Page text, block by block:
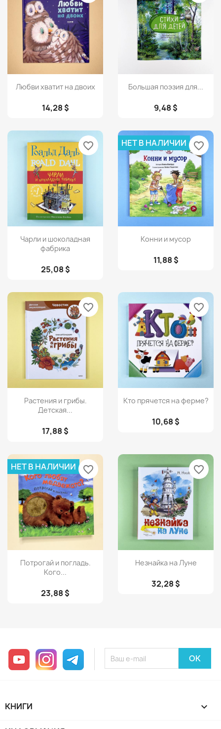
Просмотр
Любви хватит на двоих
14,28 $
Просмотр
Большая поэзия для...
9,48 $
Просмотр
Чарли и шоколадная
фабрика
25,08 $
favorite_border
Просмотр
Конни и мусор
11,88 $
НЕТ В НАЛИЧИИ favorite_border
Просмотр
Растения и грибы.
Детская...
17,88 $
favorite_border
Просмотр
Кто прячется на ферме?
10,68 $
favorite_border
Просмотр
Потрогай и погладь.
Кого...
23,88 $
НЕТ В НАЛИЧИИ favorite_border
Просмотр
Незнайка на Луне
32,28 $
favorite_border
YouTube InstagramTelegram
КНИГИ 